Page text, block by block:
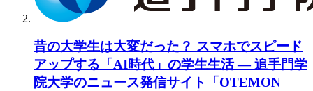
昔の大学生は大変だった？ スマホでスピード
アップする「AI時代」の学生生活 ― 追手門学
院大学のニュース発信サイト「OTEMON